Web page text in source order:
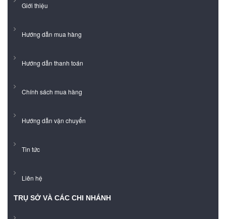
Giới thiệu
Hướng dẫn mua hàng
Hướng dẫn thanh toán
Chính sách mua hàng
Hướng dẫn vận chuyển
Tin tức
Liên hệ
TRỤ SỞ VÀ CÁC CHI NHÁNH